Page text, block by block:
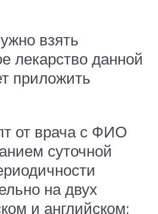
взять
лекарство данной
приложить
от врача с ФИО
суточной
на двух
и английском;